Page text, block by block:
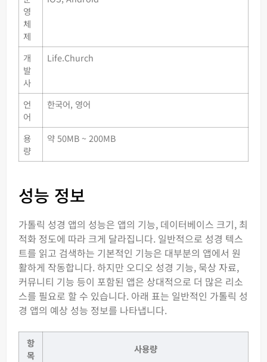
영
체
제
개
발
사
Life.Church
언
어
한국어, 영어
용
량
약 50MB ~ 200MB
성능 정보
가톨릭 성경 앱의 성능은 앱의 기능, 데이터베이스 크기, 최
적화 정도에 따라 크게 달라집니다. 일반적으로 성경 텍스
트를 읽고 검색하는 기본적인 기능은 대부분의 앱에서 원
활하게 작동합니다. 하지만 오디오 성경 기능, 묵상 자료,
커뮤니티 기능 등이 포함된 앱은 상대적으로 더 많은 리소
스를 필요로 할 수 있습니다. 아래 표는 일반적인 가톨릭 성
경 앱의 예상 성능 정보를 나타냅니다.
항
목
사용량